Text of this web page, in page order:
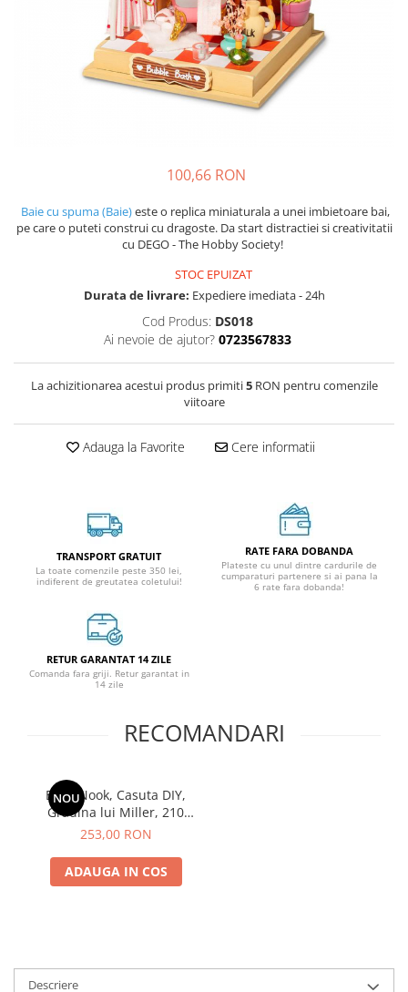
100,66 RON
Baie cu spuma (Baie)este o replica miniaturala a unei imbietoare bai,
pe care o puteti construi cu dragoste. Da start distractiei si creativitatii
cu DEGO - The Hobby Society!
STOC EPUIZAT
Durata de livrare: Expediere imediata - 24h
Cod Produs: DS018
Ai nevoie de ajutor? 0723567833
La achizitionarea acestui produs primiti5RON pentru comenzile
viitoare
Adauga la Favorite Cere informatii
TRANSPORT GRATUIT
La toate comenzile peste 350 lei,
indiferent de greutatea coletului!
RATE FARA DOBANDA
Plateste cu unul dintre cardurile de
cumparaturi partenere si ai pana la
6 rate fara dobanda!
RETUR GARANTAT 14 ZILE
Comanda fara griji. Retur garantat in
14 zile
RECOMANDARI
NOU
Book Nook, Casuta DIY,
Gradina lui Miller, 210
piese
253,00 RON
ADAUGA IN COS
Descriere